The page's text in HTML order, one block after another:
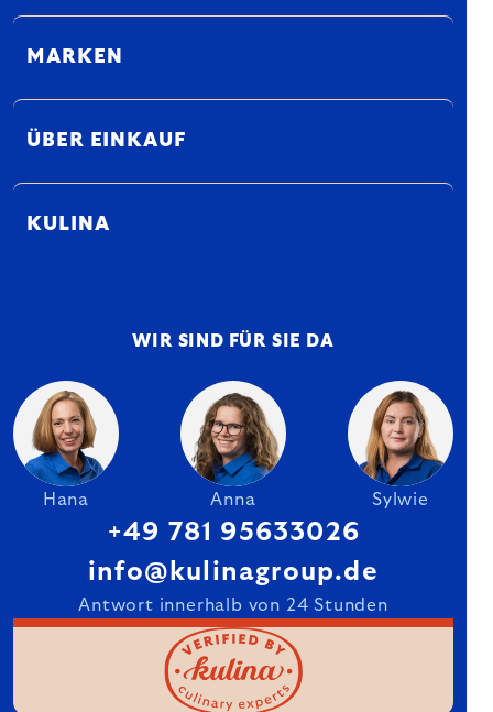
MARKEN
ÜBER EINKAUF
KULINA
WIR SIND FÜR SIE DA
Hana Anna Sylwie
+49 781 95633026
info@kulinagroup.de
Antwort innerhalb von 24 Stunden